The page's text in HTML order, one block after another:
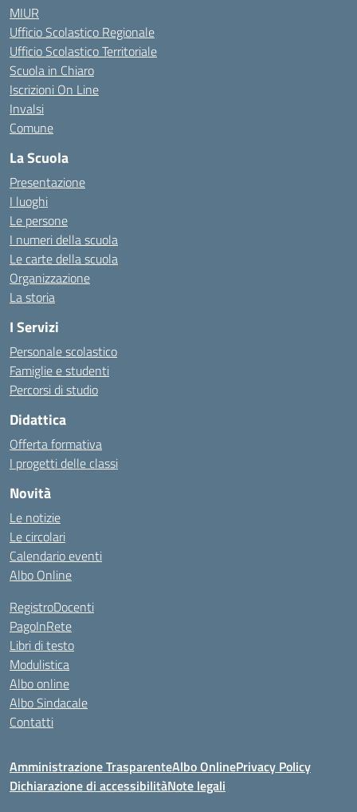
MIUR
Ufficio Scolastico Regionale
Ufficio Scolastico Territoriale
Scuola in Chiaro
Iscrizioni On Line
Invalsi
Comune
La Scuola
Presentazione
I luoghi
Le persone
I numeri della scuola
Le carte della scuola
Organizzazione
La storia
I Servizi
Personale scolastico
Famiglie e studenti
Percorsi di studio
Didattica
Offerta formativa
I progetti delle classi
Novità
Le notizie
Le circolari
Calendario eventi
Albo Online
RegistroDocenti
PagoInRete
Libri di testo
Modulistica
Albo online
Albo Sindacale
Contatti
Amministrazione TrasparenteAlbo OnlinePrivacy Policy
Dichiarazione di accessibilitàNote legali